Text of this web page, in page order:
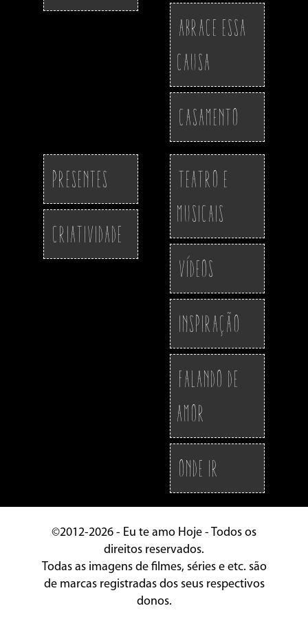
Abrace essa
Causa
Casamento
Presentes
Criatividade
Teatro e
Musicais
Vídeos
Inspiração
Falando de
Amor
Onde ir
©2012-2026 - Eu te amo Hoje - Todos os
direitos reservados.
Todas as imagens de filmes, séries e etc. são
de marcas registradas dos seus respectivos
donos.